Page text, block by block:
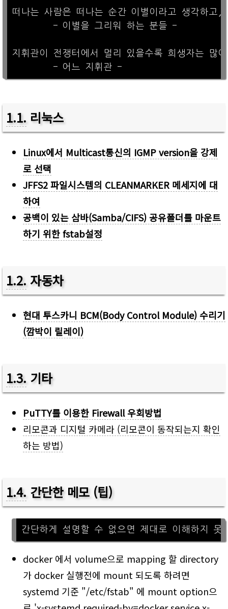
떠나는 사람은 떠나는 순간 이별이라고 생각하고
         - 이별을 그리워 하는 분들 -
지휘관이 전쟁터에서 멀리 있을수록 희생자는 많
1.1. 리눅스
Linux에서 Multicast통신의 IGMP version을 강제
로 선택
JFFS2 파일시스템의 CLEANMARKER 메세지에 대
하여
공백이 있는 삼바(Samba/CIFS) 공유폴더를 마운트
하기 위한 fstab설정
1.2. 자동차
현대 투스카니 BCM(Body Control Module) 수리기
(깜박이 릴레이)
1.3. 기타
PuTTY를 이용한 Firewall 우회방법
리모콘과 디지털 카메라 (리모콘이 동작되는지 확인
하는 방법)
1.4. 간단한 메모 (팁)
docker 에서 volume으로 mapping 할 directory
가 docker 실행전에 mount 되도록 하려면
systemd 기준 "/etc/fstab" 에 mount option으